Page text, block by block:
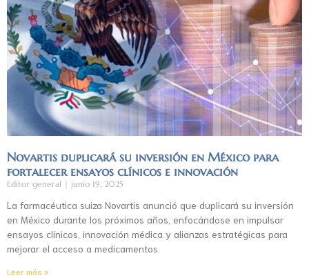
Novartis duplicará su inversión en México para
fortalecer ensayos clínicos e innovación
Editor general junio 19, 2025
La farmacéutica suiza Novartis anunció que duplicará su inversión
en México durante los próximos años, enfocándose en impulsar
ensayos clínicos, innovación médica y alianzas estratégicas para
mejorar el acceso a medicamentos.
Leer más »